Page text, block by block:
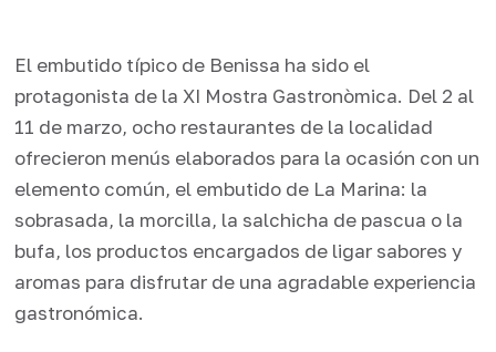
El embutido típico de Benissa ha sido el
protagonista de la XI Mostra Gastronòmica. Del 2 al
11 de marzo, ocho restaurantes de la localidad
ofrecieron menús elaborados para la ocasión con un
elemento común, el embutido de La Marina: la
sobrasada, la morcilla, la salchicha de pascua o la
bufa, los productos encargados de ligar sabores y
aromas para disfrutar de una agradable experiencia
gastronómica.